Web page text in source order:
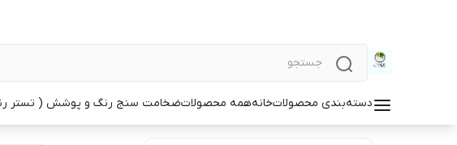
دسته‌بندی محصولاتخانههمه محصولاتضخامت سنج رنگ و پوشش ( تستر